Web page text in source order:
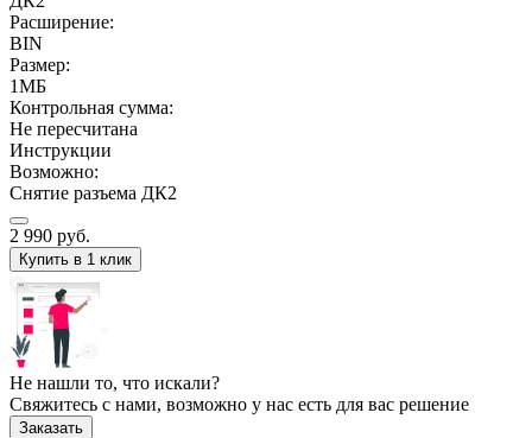
Расширение:
BIN
Размер:
1МБ
Контрольная сумма:
Не пересчитана
Инструкции
Возможно:
Снятие разъема ДК2
2 990 руб.
Купить в 1 клик
Не нашли то, что искали?
Свяжитесь с нами, возможно у нас есть для вас решение
Заказать